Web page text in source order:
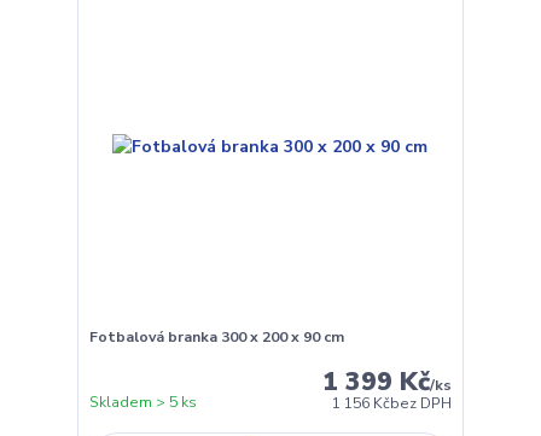
Fotbalová branka 300 x 200 x 90 cm
1 399 Kč/ks
1 156 Kčbez DPH
Skladem > 5 ks